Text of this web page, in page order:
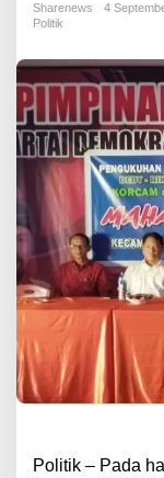
Sharenews
4
Politik
Politik – Pada